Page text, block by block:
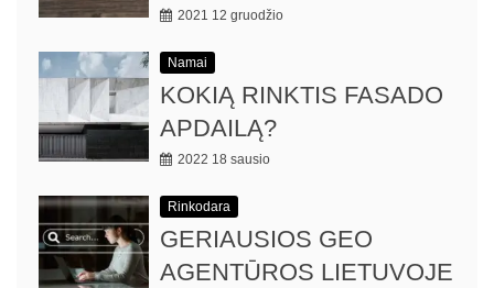
2021 12 gruodžio
Namai
KOKIĄ RINKTIS FASADO
APDAILĄ?
2022 18 sausio
Rinkodara
GERIAUSIOS GEO
AGENTŪROS LIETUVOJE